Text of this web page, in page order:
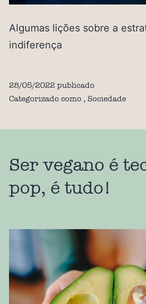
Algumas lições sobre a
indiferença
28/05/2022publicado
Categorizado como , Sociedade
Ser vegano é
pop, é tudo!